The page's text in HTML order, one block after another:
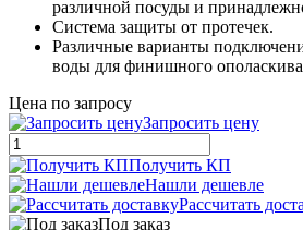
различной посуды и
Система защиты от протечек.
Различные варианты
воды для финишного
Цена по запросу
Запросить цену
Получить КП
Нашли дешевле
Рассчитать
Под заказ